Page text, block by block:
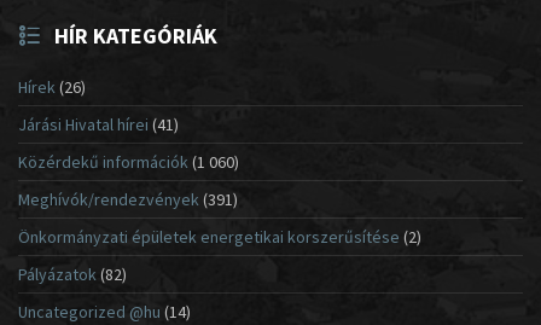
HÍR KATEGÓRIÁK
Hírek(26)
Járási Hivatal hírei (41)
Közérdekű információk(1 060)
Meghívók/rendezvények (391)
Önkormányzati épületek energetikai korszerűsítése (2)
Pályázatok (82)
Uncategorized @hu (14)